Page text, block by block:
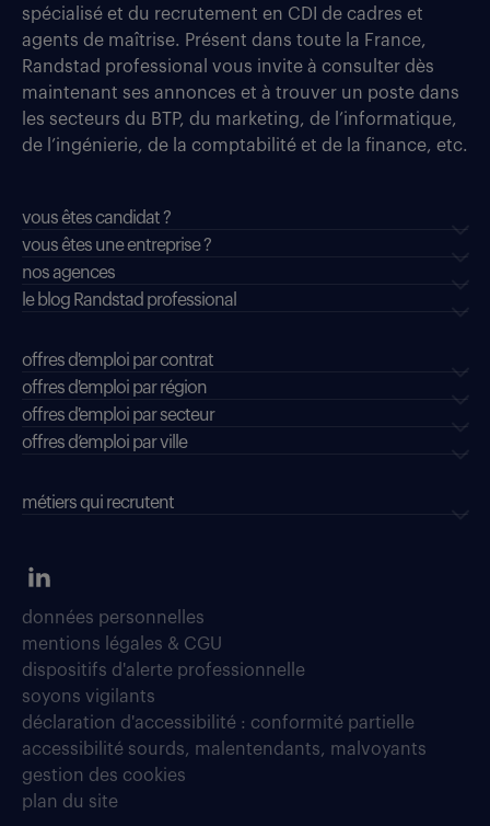
spécialisé et du recrutement en CDI de cadres et
agents de maîtrise. Présent dans toute la France,
Randstad professional vous invite à consulter dès
maintenant ses annonces et à trouver un poste dans
les secteurs du BTP, du marketing, de l’informatique,
de l’ingénierie, de la comptabilité et de la finance, etc.
vous êtes candidat ?
vous êtes une entreprise ?
nos agences
le blog Randstad professional
offres d'emploi par contrat
offres d'emploi par région
offres d'emploi par secteur
offres d’emploi par ville
métiers qui recrutent
données personnelles
mentions légales & CGU
dispositifs d'alerte professionnelle
soyons vigilants
déclaration d'accessibilité : conformité partielle
accessibilité sourds, malentendants, malvoyants
gestion des cookies
plan du site